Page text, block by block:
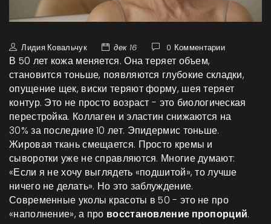
Лидия Ковальчук дек 16 0 Комментарии
В 50 лет кожа меняется. Она теряет объем,
становится тоньше, появляются глубокие складки,
опущение щек, виски теряют форму, шея теряет
контур. Это не просто возраст - это биологическая
перестройка. Коллаген и эластин снижаются на
30% за последние 10 лет. Эпидермис тоньше.
Жировая ткань смещается. Просто кремы и
сыворотки уже не справляются. Многие думают:
«Если я не хочу выглядеть «подшитой», то лучше
ничего не делать». Но это заблуждение.
Современные уколы красоты в 50 - это не про
«наполнение», а про восстановление пропорций.